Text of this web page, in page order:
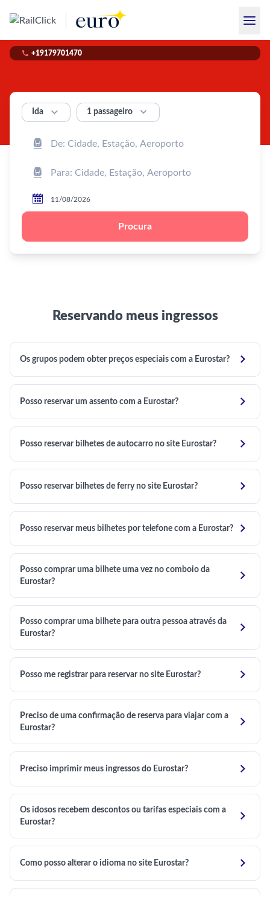
 +19179701470
Ida  1 passageiro 



Procura
Reservando meus ingressos
Os grupos podem obter preços especiais com a Eurostar? 
Posso reservar um assento com a Eurostar? 
Posso reservar bilhetes de autocarro no site Eurostar? 
Posso reservar bilhetes de ferry no site Eurostar? 
Posso reservar meus bilhetes por telefone com a Eurostar? 
Posso comprar uma bilhete uma vez no comboio da
Eurostar?

Posso comprar uma bilhete para outra pessoa através da
Eurostar?

Posso me registrar para reservar no site Eurostar? 
Preciso de uma confirmação de reserva para viajar com a
Eurostar?

Preciso imprimir meus ingressos do Eurostar? 
Os idosos recebem descontos ou tarifas especiais com a
Eurostar?

Como posso alterar o idioma no site Eurostar? 